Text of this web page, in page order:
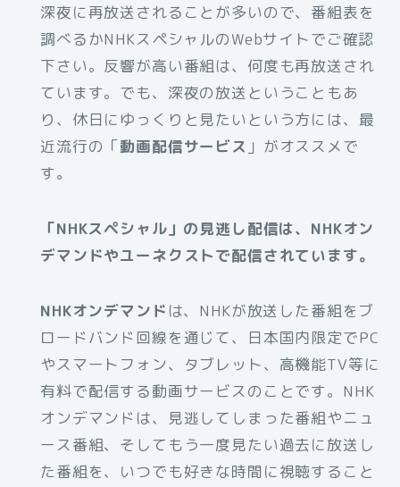
深夜に再放送されることが多いので、番組表を
調べるかNHKスペシャルのWebサイトでご確認
下さい。反響が高い番組は、何度も再放送され
ています。でも、深夜の放送ということもあ
り、休日にゆっくりと見たいという方には、最
近流行の「動画配信サービス 」がオススメで
す。
「NHKスペシャル」の見逃し配信は、NHKオン
デマンドやユーネクストで配信されています。
NHKオンデマンド は、NHKが放送した番組をブ
ロードバンド回線を通じて、日本国内限定でPC
やスマートフォン、タブレット、高機能TV等に
有料で配信する動画サービスのことです。NHK
オンデマンドは、見逃してしまった番組やニュ
ース番組、そしてもう一度見たい過去に放送し
た番組を、いつでも好きな時間に視聴すること